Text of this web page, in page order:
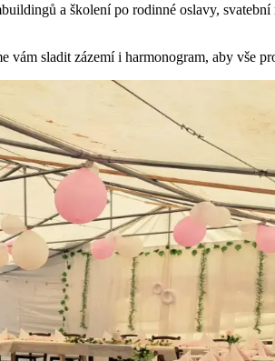
a školení po rodinné oslavy,
sladit zázemí i harmonogram, aby vše